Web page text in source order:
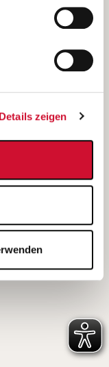
Details zeigen
Unterfranken